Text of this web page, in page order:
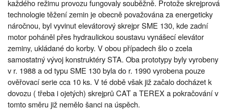
každého režimu provozu fungovaly souběžně. Protože skrejprová
technologie těžení zemin je obecně považována za energeticky
náročnou, byl vyvinut elevátorový skrejpr SME 130, kde zadní
motor poháněl přes hydraulickou soustavu vynášecí elevátor
zeminy, ukládané do korby. V obou případech šlo o zcela
samostatný vývoj konstruktéry STA. Oba prototypy byly vyrobeny
v r. 1988 a od typu SME 130 byla do r. 1990 vyrobena pouze
ověřovací serie cca 10 ks. V té době však již začalo docházet k
dovozu ( třeba i ojetých) skrejprů CAT a TEREX a pokračování v
tomto směru již nemělo šanci na úspěch.